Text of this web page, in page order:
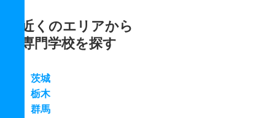
近くのエリアから
専門学校を探す
茨城
栃木
群馬